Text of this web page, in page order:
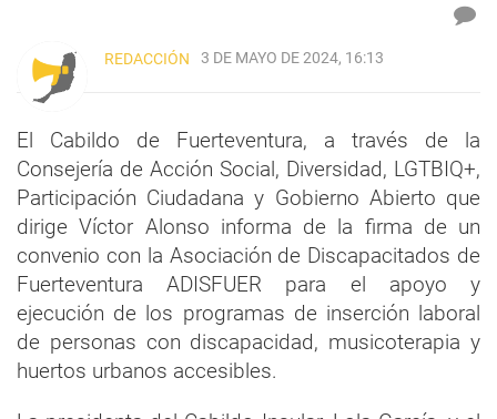
REDACCIÓN 3 DE MAYO DE 2024, 16:13
El Cabildo de Fuerteventura, a través de la
Consejería de Acción Social, Diversidad, LGTBIQ+,
Participación Ciudadana y Gobierno Abierto que
dirige Víctor Alonso informa de la firma de un
convenio con la Asociación de Discapacitados de
Fuerteventura ADISFUER para el apoyo y
ejecución de los programas de inserción laboral
de personas con discapacidad, musicoterapia y
huertos urbanos accesibles.